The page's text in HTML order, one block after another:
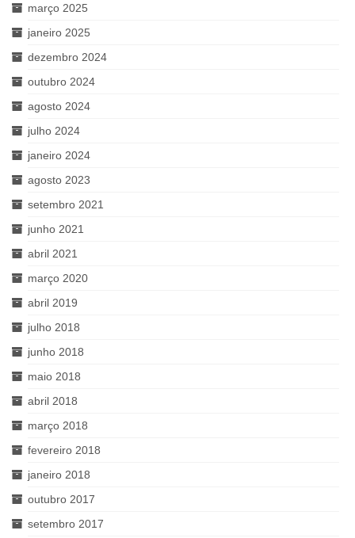
março 2025
janeiro 2025
dezembro 2024
outubro 2024
agosto 2024
julho 2024
janeiro 2024
agosto 2023
setembro 2021
junho 2021
abril 2021
março 2020
abril 2019
julho 2018
junho 2018
maio 2018
abril 2018
março 2018
fevereiro 2018
janeiro 2018
outubro 2017
setembro 2017